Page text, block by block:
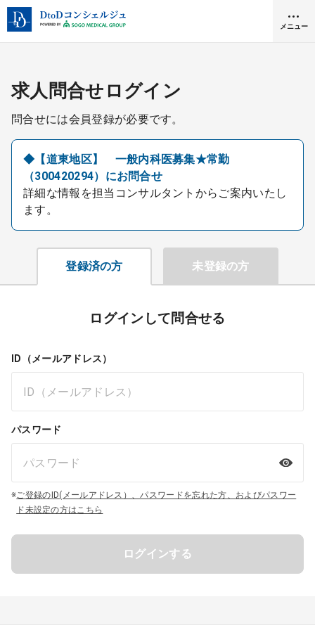
メニュー
クリニック開業
DtoDとは
お問合せ
医院の譲渡・売却をお考えの方
採用をお考えの医療機関の方
求人問合せログイン
問合せには会員登録が必要です。
◆【道東地区】 一般内科医募集★常勤
（300420294）にお問合せ
詳細な情報を担当コンサルタントからご案内いたし
ます。
登録済の方 未登録の方
ログインして問合せる
ID（メールアドレス）
パスワード
※ご登録のID(メールアドレス）、パスワードを忘れた方、およびパスワー
ド未設定の方はこちら
ログインする